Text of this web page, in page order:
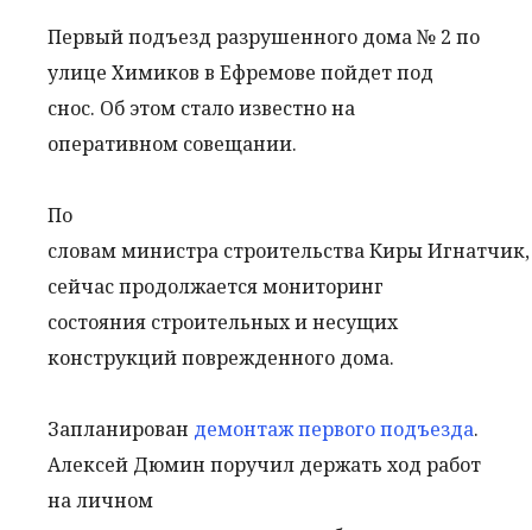
Первый подъезд разрушенного дома № 2 по
улице Химиков в Ефремове пойдет под
снос. Об этом стало известно на
оперативном совещании.
По
словам министра строительства Киры Игнатчик,
сейчас продолжается мониторинг
состояния строительных и несущих
конструкций поврежденного дома.
Запланирован демонтаж первого подъезда.
Алексей Дюмин поручил держать ход работ
на личном